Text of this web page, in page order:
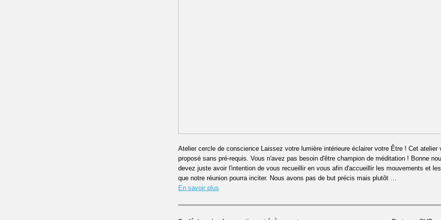
Atelier cercle de conscience Laissez votre lumière intérieure éclairer votre Être ! Cet atelier
proposé sans pré-requis. Vous n'avez pas besoin d'être champion de méditation ! Bonne
devez juste avoir l'intention de vous recueillir en vous afin d'accueillir les mouvements et
que notre réunion pourra inciter. Nous avons pas de but précis mais plutôt …
En savoir plus